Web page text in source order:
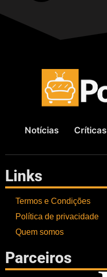
Notícias Críticas
Links
Termos e Condições
Política de privacidade
Quem somos
Parceiros